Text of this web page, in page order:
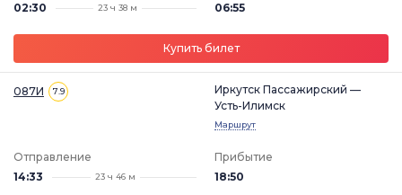
02:30
23 ч 38 м
06:55
Купить билет
087И 7.9
Иркутск Пассажирский —
Усть-Илимск
Маршрут
Отправление
14:33
23 ч 46 м
Прибытие
18:50